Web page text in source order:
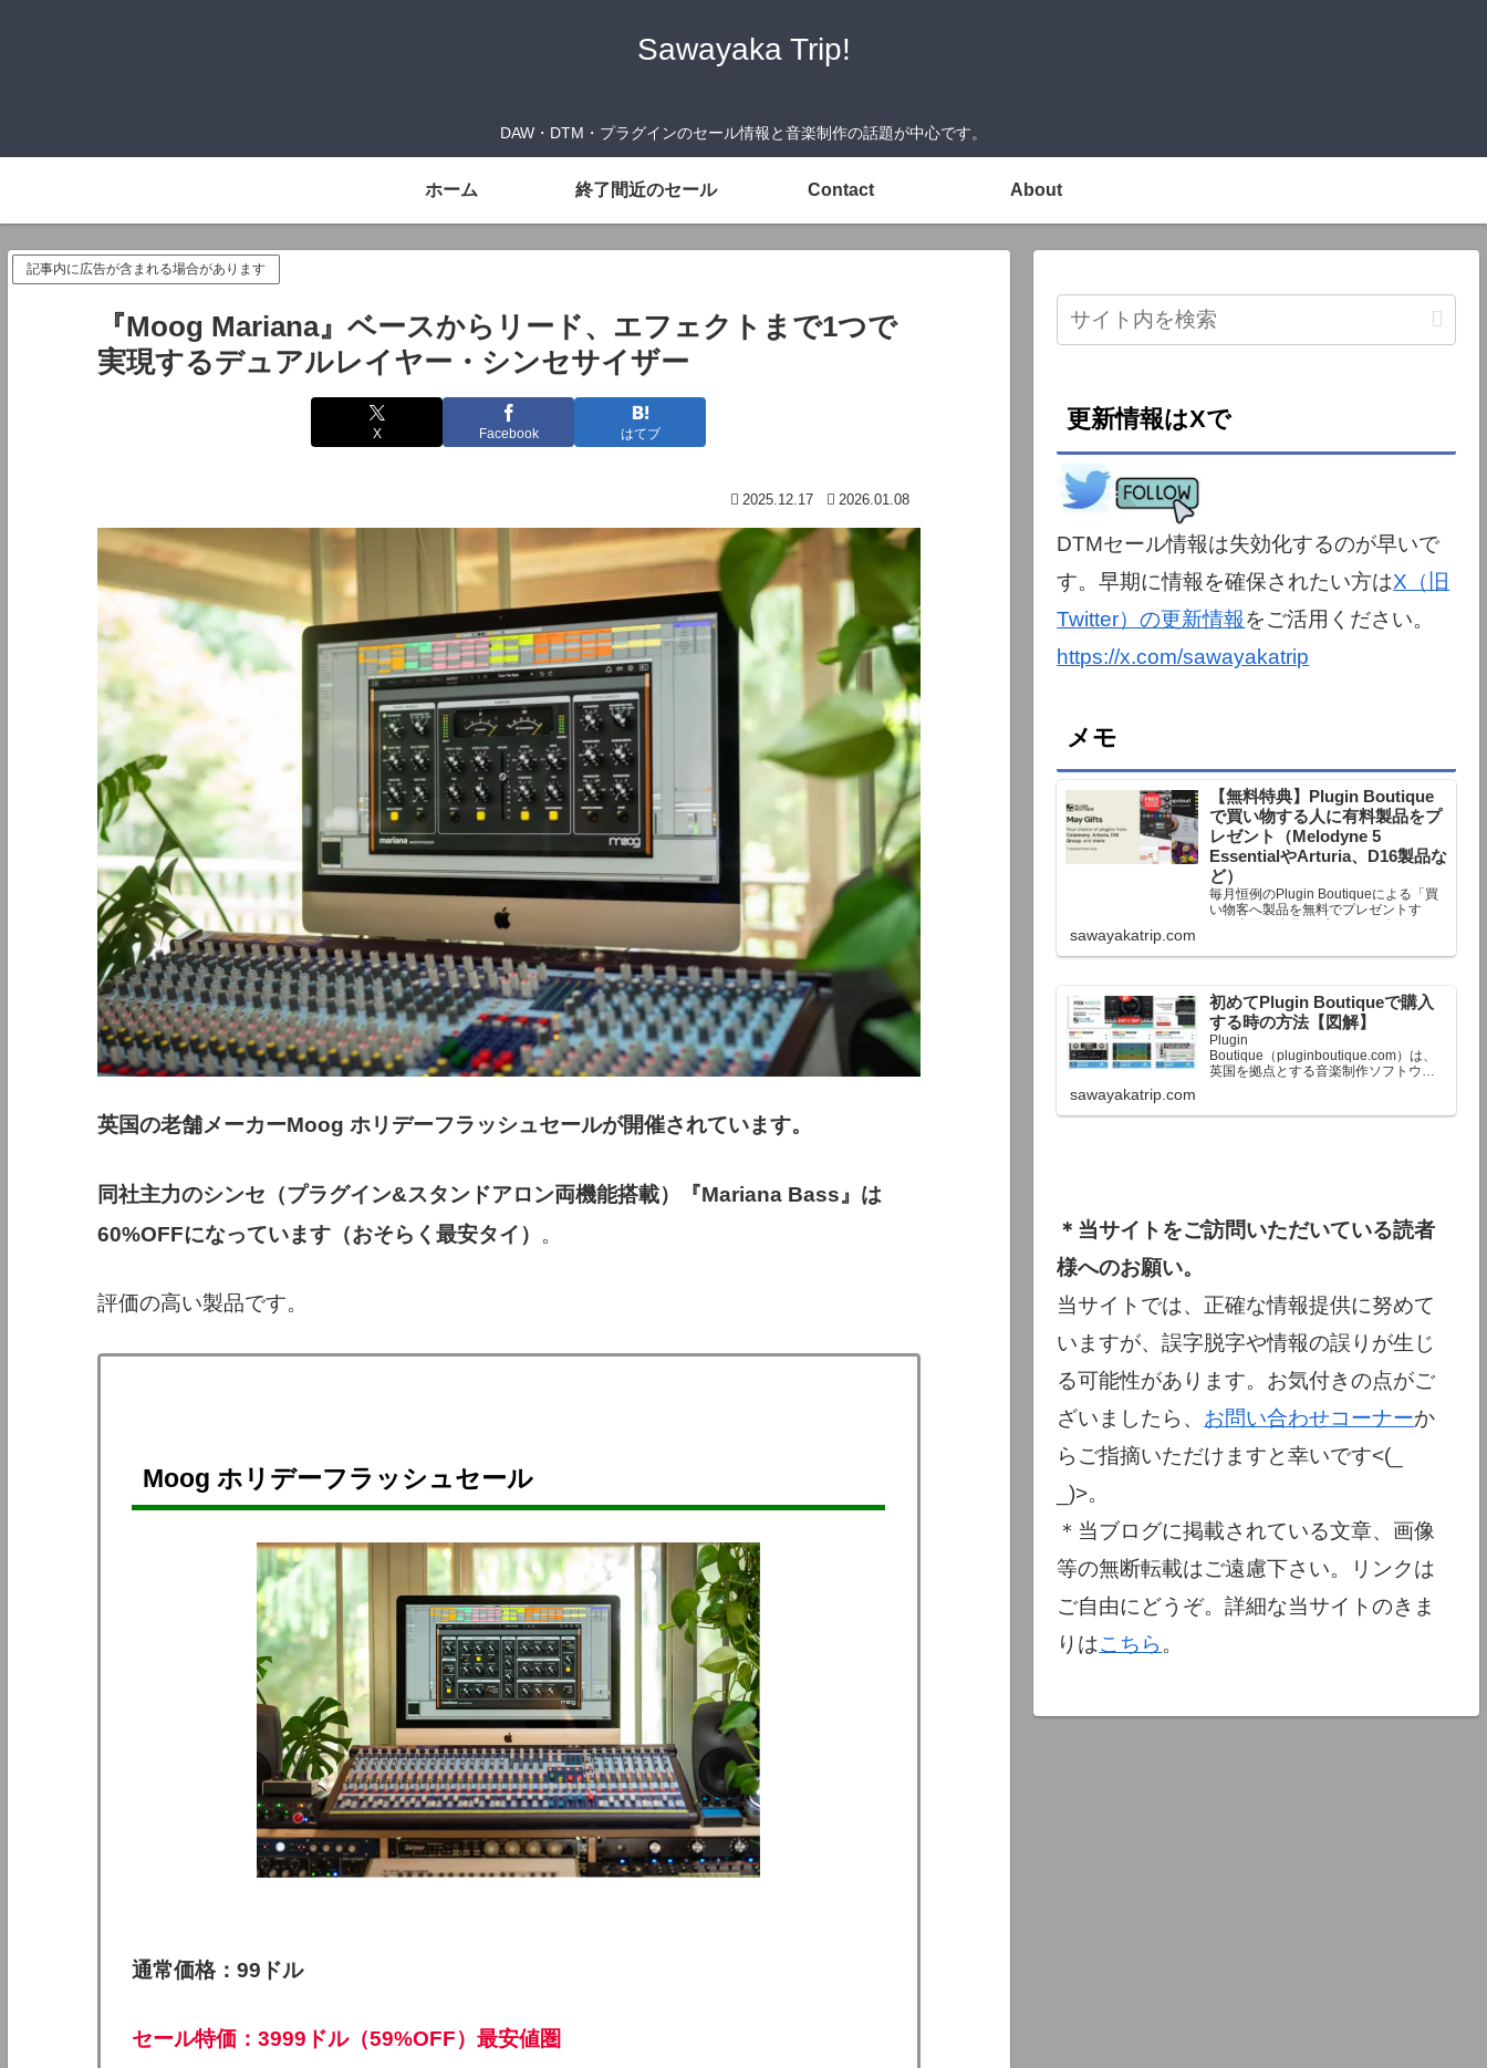
Sawayaka Trip!
DAW・DTM・プラグインのセール情報と音楽制作の話題が中心です。
ホーム 終了間近のセール Contact About
記事内に広告が含まれる場合があります
『Moog Mariana』ベースからリード、エフェクトまで1つで
実現するデュアルレイヤー・シンセサイザー
X Facebook はてブ
2025.12.17 2026.01.08
英国の老舗メーカーMoog ホリデーフラッシュセールが開催されています。
同社主力のシンセ（プラグイン&スタンドアロン両機能搭載）『Mariana Bass』は
60%OFFになっています（おそらく最安タイ）
。
評価の高い製品です。
Moog ホリデーフラッシュセール
通常価格：99ドル
セール特価：3999ドル（59%OFF）最安値圏
更新情報はXで
DTMセール情報は失効化するのが早いで
す。早期に情報を確保されたい方はX（旧
Twitter）の更新情報をご活用ください。
https://x.com/sawayakatrip
メモ
【無料特典】Plugin Boutique
で買い物する人に有料製品をプ
レゼント（Melodyne 5
EssentialやArturia、D16製品な
ど）
毎月恒例のPlugin Boutiqueによる「買
い物客へ製品を無料でプレゼントす
る」企画。今月もプレゼント企画が用
定額以上のお金を出して何かを購入す
終了予定日：日本時間：6/1（月…
sawayakatrip.com
初めてPlugin Boutiqueで購入
する時の方法【図解】
Plugin
Boutique（pluginboutique.com）は、
英国を拠点とする音楽制作ソフトウェ
で、世界中のミュージシャンに利用さ
sawayakatrip.com
＊当サイトをご訪問いただいている読者
様へのお願い。
当サイトでは、正確な情報提供に努めて
いますが、誤字脱字や情報の誤りが生じ
る可能性があります。お気付きの点がご
ざいましたら、 お問い合わせコーナーか
らご指摘いただけますと幸いです<(_
_)>。
＊当ブログに掲載されている文章、画像
等の無断転載はご遠慮下さい。リンクは
ご自由にどうぞ。詳細な当サイトのきま
りはこちら 。